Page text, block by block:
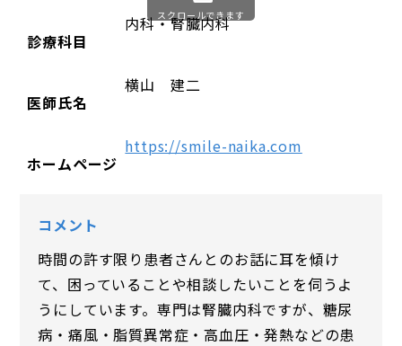
診療科目
内科・腎臓内科
医師氏名
横山 建二
ホームページ
https://smile-naika.com
スクロールできます
コメント
時間の許す限り患者さんとのお話に耳を傾け
て、困っていることや相談したいことを伺うよ
うにしています。専門は腎臓内科ですが、糖尿
病・痛風・脂質異常症・高血圧・発熱などの患